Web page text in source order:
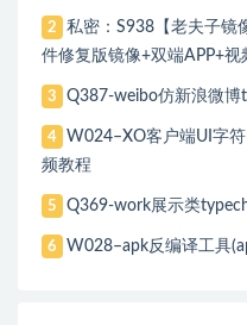
2
私密：S938【老夫子镜
件修复版镜像+双端APP+视
3 Q387-weibo仿新浪微博
4
W024–XO客户端UI字
频教程
5 Q369-work展示类
6 W028–apk反编译工具